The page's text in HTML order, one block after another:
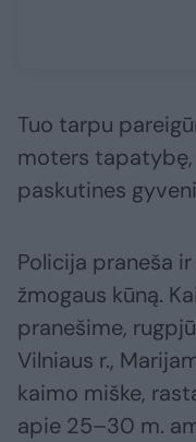
Tuo tarpu
moters
paskutines
Policija praneša
žmogaus kūną.
pranešime,
Vilniaus r.,
kaimo miške,
apie 25–30 m.